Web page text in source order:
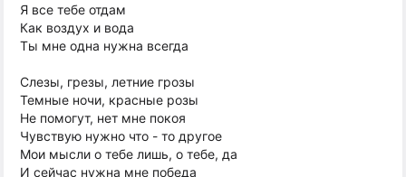
Я все тебе отдам
Как воздух и вода
Ты мне одна нужна всегда
Слезы, грезы, летние грозы
Темные ночи, красные розы
Не помогут, нет мне покоя
Чувствую нужно что - то другое
Мои мысли о тебе лишь, о тебе, да
И сейчас нужна мне победа